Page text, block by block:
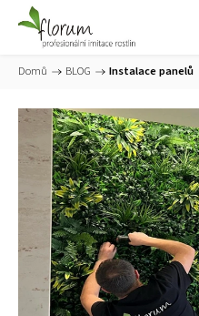
Domů / BLOG / Instalace panelů